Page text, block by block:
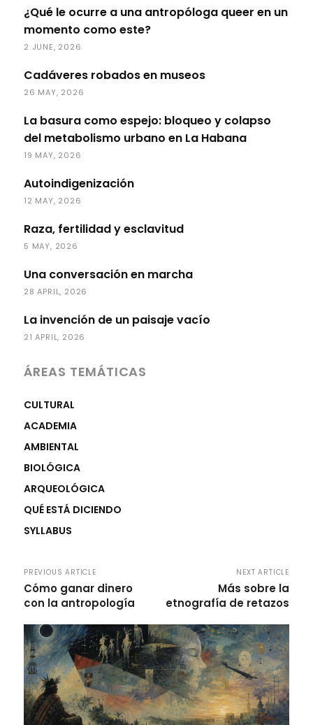
¿Qué le ocurre a una antropóloga queer en un
momento como este?
2 JUNE, 2026
Cadáveres robados en museos
26 MAY, 2026
La basura como espejo: bloqueo y colapso
del metabolismo urbano en La Habana
19 MAY, 2026
Autoindigenización
12 MAY, 2026
Raza, fertilidad y esclavitud
5 MAY, 2026
Una conversación en marcha
28 APRIL, 2026
La invención de un paisaje vacío
21 APRIL, 2026
ÁREAS TEMÁTICAS
CULTURAL
ACADEMIA
AMBIENTAL
BIOLÓGICA
ARQUEOLÓGICA
QUÉ ESTÁ DICIENDO
SYLLABUS
PREVIOUS ARTICLE
Cómo ganar dinero
con la antropología
NEXT ARTICLE
Más sobre la
etnografía de retazos